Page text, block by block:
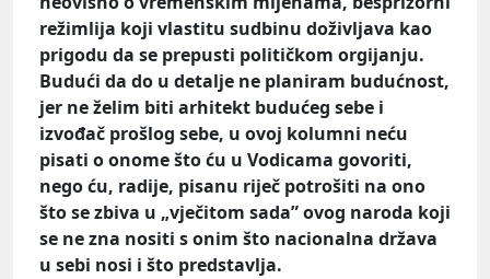
režimlija koji vlastitu sudbinu doživljava kao
prigodu da se prepusti političkom orgijanju.
Budući da do u detalje ne planiram budućnost,
jer ne želim biti arhitekt budućeg sebe i
izvođač prošlog sebe, u ovoj kolumni neću
pisati o onome što ću u Vodicama govoriti,
nego ću, radije, pisanu riječ potrošiti na ono
što se zbiva u „vječitom sada” ovog naroda koji
se ne zna nositi s onim što nacionalna država
u sebi nosi i što predstavlja.